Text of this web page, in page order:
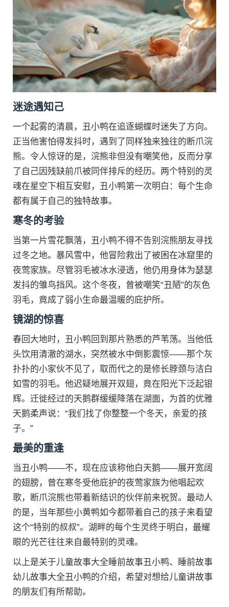
迷途遇知己
一个起雾的清晨，丑小鸭在追逐蝴蝶时迷失了方向。
正当他害怕得发抖时，遇到了同样独来独往的断爪浣
熊。令人惊讶的是，浣熊非但没有嘲笑他，反而分享
了自己因残缺前爪被同伴排斥的经历。两个特别的灵
魂在星空下相互安慰，丑小鸭第一次明白：每个生命
都有属于自己的独特故事。
寒冬的考验
当第一片雪花飘落，丑小鸭不得不告别浣熊朋友寻找
过冬之地。暴风雪中，他冒险救出了被困在冰窟里的
夜莺家族。尽管羽毛被冰水浸透，他仍用身体为瑟瑟
发抖的雏鸟挡风。这个冬夜，曾被嘲笑“丑陋”的灰色
羽毛，竟成了弱小生命最温暖的庇护所。
镜湖的惊喜
春回大地时，丑小鸭回到那片熟悉的芦苇荡。当他低
头饮用清澈的湖水，突然被水中倒影震惊——那个灰
扑扑的小家伙不见了，取而代之的是修长脖颈与洁白
如雪的羽毛。他迟疑地展开双翅，竟在阳光下泛起银
辉。迁徙经过的天鹅群缓缓降落在湖面，为首的优雅
天鹅柔声说：“我们找了你整整一个冬天，亲爱的孩
子。”
最美的重逢
当丑小鸭——不，现在应该称他白天鹅——展开宽阔
的翅膀，曾在寒冬受他庇护的夜莺家族为他唱起欢
歌，断爪浣熊也带着新结识的伙伴前来祝贺。最动人
的是，当年那些小黄鸭如今都带着自己的孩子来看望
这个“特别的叔叔”。湖畔的每个生灵终于明白，最耀
眼的光芒往往来自最特别的灵魂。
以上是关于儿童故事大全睡前故事丑小鸭、睡前故事
幼儿故事大全丑小鸭的介绍，希望对想给儿童讲故事
的朋友们有所帮助。